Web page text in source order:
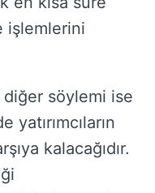
işlemlerini
diğer söylemi ise
kalacağıdır.